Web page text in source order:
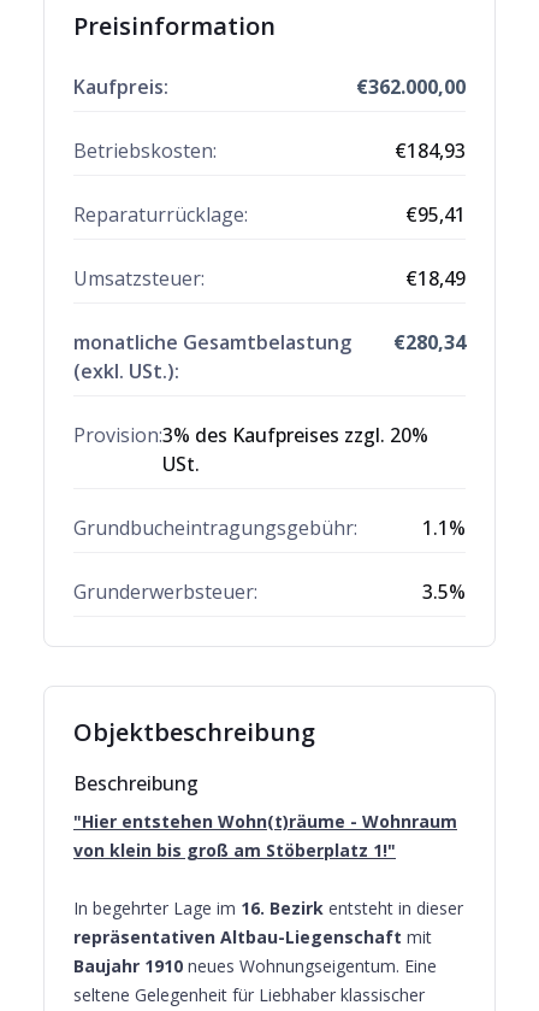
Preisinformation
Kaufpreis: €362.000,00
Betriebskosten: €184,93
Reparaturrücklage: €95,41
Umsatzsteuer: €18,49
monatliche Gesamtbelastung
(exkl. USt.):
€280,34
Provision:3% des Kaufpreises zzgl. 20%
USt.
Grundbucheintragungsgebühr: 1.1%
Grunderwerbsteuer: 3.5%
Objektbeschreibung
Beschreibung
"Hier entstehen Wohn(t)räume - Wohnraum
von klein bis groß am Stöberplatz 1!"
In begehrter Lage im 16. Bezirk entsteht in dieser
repräsentativen Altbau-Liegenschaft mit
Baujahr 1910 neues Wohnungseigentum. Eine
seltene Gelegenheit für Liebhaber klassischer